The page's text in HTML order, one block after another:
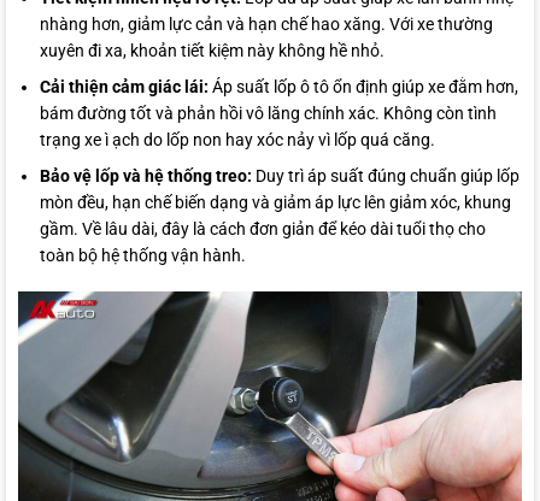
nhàng hơn, giảm lực cản và hạn chế hao xăng. Với xe thường
xuyên đi xa, khoản tiết kiệm này không hề nhỏ.
Cải thiện cảm giác lái:Áp suất lốp ô tô ổn định giúp xe đằm hơn,
bám đường tốt và phản hồi vô lăng chính xác. Không còn tình
trạng xe ì ạch do lốp non hay xóc nảy vì lốp quá căng.
Bảo vệ lốp và hệ thống treo: Duy trì áp suất đúng chuẩn giúp lốp
mòn đều, hạn chế biến dạng và giảm áp lực lên giảm xóc, khung
gầm. Về lâu dài, đây là cách đơn giản để kéo dài tuổi thọ cho
toàn bộ hệ thống vận hành.